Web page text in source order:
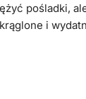
pośladki,
i